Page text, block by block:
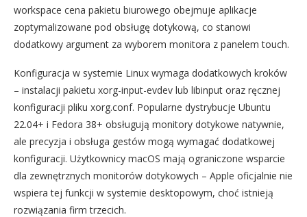
workspace cena pakietu biurowego obejmuje aplikacje
zoptymalizowane pod obsługę dotykową, co stanowi
dodatkowy argument za wyborem monitora z panelem touch.
Konfiguracja w systemie Linux wymaga dodatkowych kroków
– instalacji pakietu xorg-input-evdev lub libinput oraz ręcznej
konfiguracji pliku xorg.conf. Popularne dystrybucje Ubuntu
22.04+ i Fedora 38+ obsługują monitory dotykowe natywnie,
ale precyzja i obsługa gestów mogą wymagać dodatkowej
konfiguracji. Użytkownicy macOS mają ograniczone wsparcie
dla zewnętrznych monitorów dotykowych – Apple oficjalnie nie
wspiera tej funkcji w systemie desktopowym, choć istnieją
rozwiązania firm trzecich.